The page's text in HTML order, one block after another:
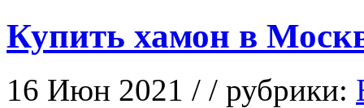
Купить хамон в
16 Июн 2021 / / рубрики: